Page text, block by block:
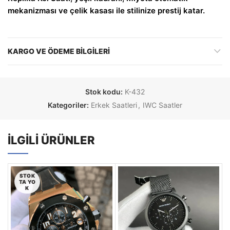
mekanizması ve çelik kasası ile stilinize prestij katar.
KARGO VE ÖDEME BILGILERI
Stok kodu: K-432
Kategoriler: Erkek Saatleri , IWC Saatler
İLGILI ÜRÜNLER
STOK
TA YO
K